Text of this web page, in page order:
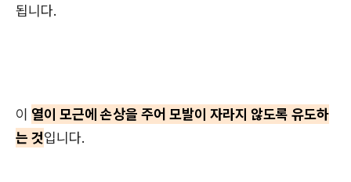
됩니다.
이 열이 모근에 손상을 주어 모발이 자라지 않도록 유도하
는 것입니다.